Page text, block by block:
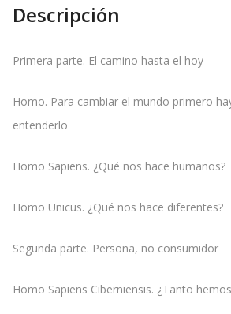
Descripción
Primera parte. El camino hasta el hoy
Homo. Para cambiar el mundo primero
entenderlo
Homo Sapiens. ¿Qué nos hace humanos?
Homo Unicus. ¿Qué nos hace diferentes?
Segunda parte. Persona, no consumidor
Homo Sapiens Ciberniensis. ¿Tanto